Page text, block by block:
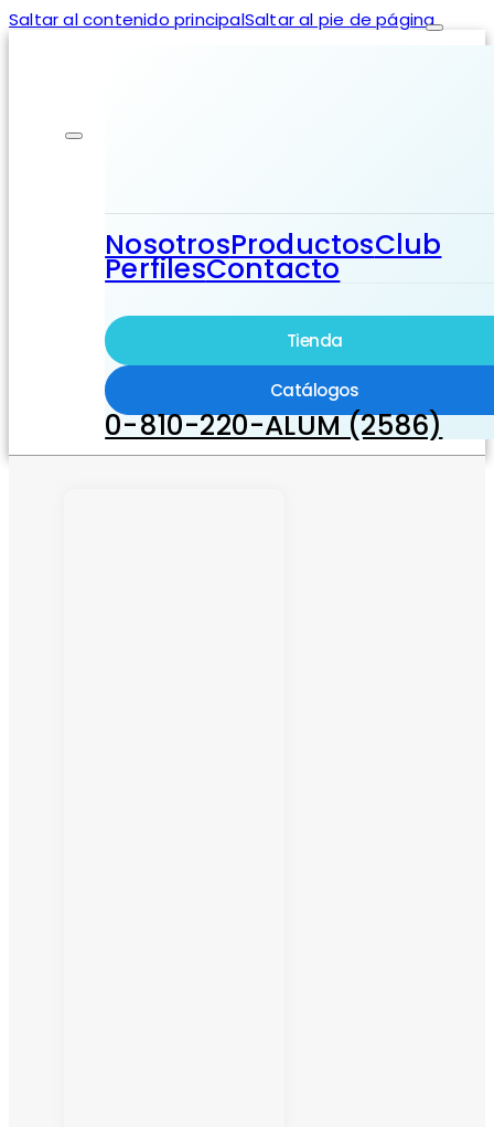
Saltar al contenido principalSaltar al pie de página
NosotrosProductosClub
PerfilesContacto
Tienda
Catálogos
0-810-220-ALUM (2586)